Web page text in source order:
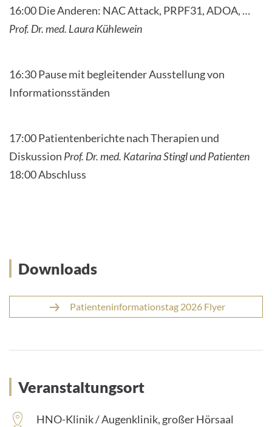
16:00 Die Anderen: NAC Attack, PRPF31, ADOA, …
Prof. Dr. med. Laura Kühlewein
16:30 Pause mit begleitender Ausstellung von
Informationsständen
17:00 Patientenberichte nach Therapien und
Diskussion Prof. Dr. med. Katarina Stingl und Patienten
18:00 Abschluss
Downloads
Patienteninformationstag 2026 Flyer
Veranstaltungsort
HNO-Klinik / Augenklinik, großer Hörsaal